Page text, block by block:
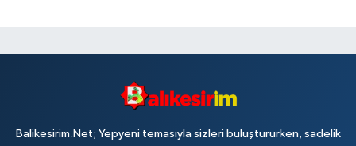
Balikesirim.Net; Yepyeni temasıyla sizleri buluştururken, sadelik